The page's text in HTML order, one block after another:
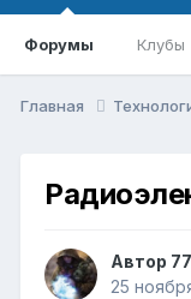
Форумы Клубы
Главная
Автор
25